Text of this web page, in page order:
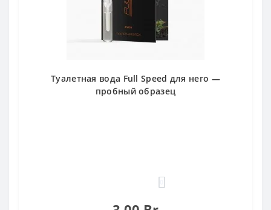
Туалетная вода Full Speed для него —
пробный образец